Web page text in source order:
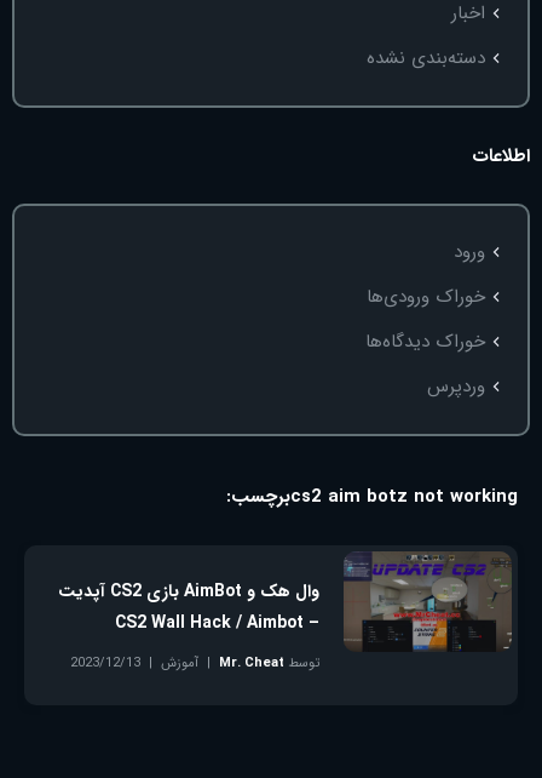
اخبار
دسته‌بندی نشده
اطلاعات
ورود
خوراک ورودی‌ها
خوراک دیدگاه‌ها
وردپرس
برچسب:cs2 aim botz not working
وال هک و AimBot بازی CS2 آپدیت
– CS2 Wall Hack / Aimbot
توسط Mr. Cheat آموزش
2023/12/13